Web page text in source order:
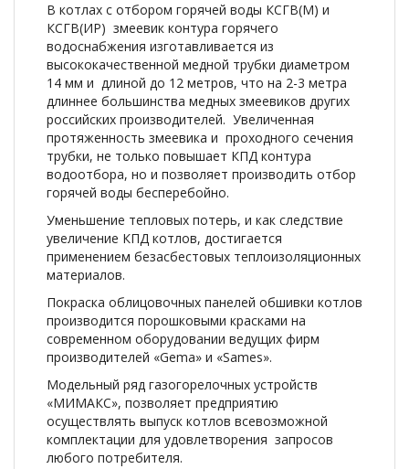
В котлах с отбором горячей воды КСГВ(М) и
КСГВ(ИР) змеевик контура горячего
водоснабжения изготавливается из
высококачественной медной трубки диаметром
14 мм и длиной до 12 метров, что на 2-3 метра
длиннее большинства медных змеевиков других
российских производителей. Увеличенная
протяженность змеевика и проходного сечения
трубки, не только повышает КПД контура
водоотбора, но и позволяет производить отбор
горячей воды бесперебойно.
Уменьшение тепловых потерь, и как следствие
увеличение КПД котлов, достигается
применением безасбестовых теплоизоляционных
материалов.
Покраска облицовочных панелей обшивки котлов
производится порошковыми красками на
современном оборудовании ведущих фирм
производителей «Gema» и «Sames».
Модельный ряд газогорелочных устройств
«МИМАКС», позволяет предприятию
осуществлять выпуск котлов всевозможной
комплектации для удовлетворения запросов
любого потребителя.